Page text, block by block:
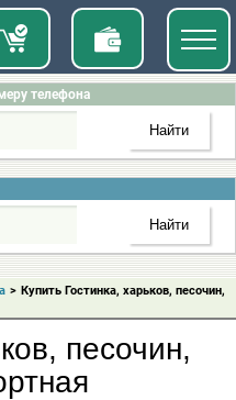
телефона
> Купить Гостинка, харьков, песочин,
песочин,